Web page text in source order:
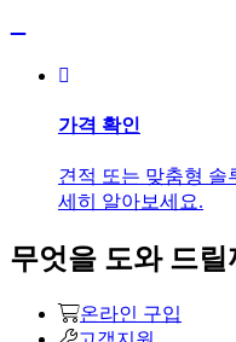
가격 확인
견적 또는 맞춤형 솔
세히 알아보세요.
무엇을 도와 드릴
온라인 구입